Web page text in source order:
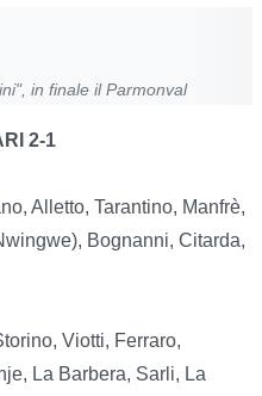
in finale il Parmonval
2-1
Alletto, Tarantino, Manfrè,
Bognanni, Citarda,
Viotti, Ferraro,
La Barbera, Sarli, La